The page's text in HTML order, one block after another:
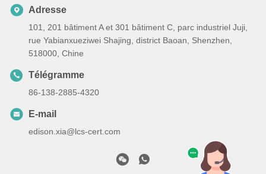
Adresse
101, 201 bâtiment A et 301 bâtiment C, parc industriel Juji,
rue Yabianxueziwei Shajing, district Baoan, Shenzhen,
518000, Chine
Télégramme
86-138-2885-4320
E-mail
edison.xia@lcs-cert.com